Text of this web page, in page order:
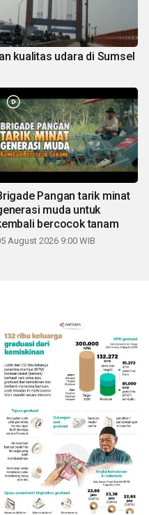
kualitas udara di Sumsel
Pangan tarik minat
muda untuk
bercocok tanam
August 2026 9:00 WIB